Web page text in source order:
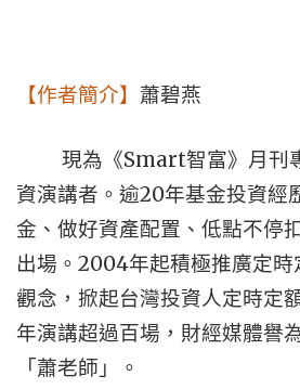
【作者簡介】 蕭碧燕
現為《Smart智富》月刊
資演講者。逾20年基金投資經
金、做好資產配置、低點不停
出場。 2004年起積極推廣定
觀念，掀起台灣投資人定時定
年演講超過百場，財經媒體譽
「蕭老師」。